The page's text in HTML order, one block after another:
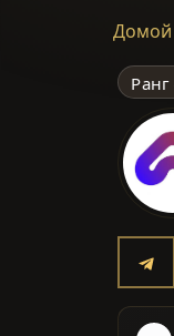
Домой